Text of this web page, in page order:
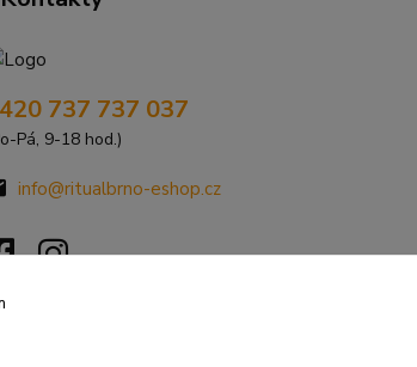
737 737 037
Pá, 9-18 hod.)
info@ritualbrno-eshop.cz